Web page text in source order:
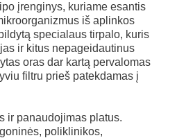
įrenginys, kuriame esantis
iš aplinkos
specialaus tirpalo, kuris
ir kitus nepageidautinus
oras dar kartą pervalomas
filtru prieš patekdamas į
ir panaudojimas platus.
poliklinikos,